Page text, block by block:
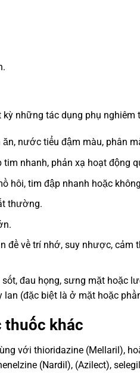
kỳ những tác dụng phụ nghiêm
ăn, nước tiểu đậm màu, phân
tim nhanh, phản xạ hoạt động
hôi, tim đập nhanh hoặc
thường.
đề về trí nhớ, suy nhược,
đau họng, sưng mặt hoặc
lan (đặc biệt là ở mặt hoặc
khác
với thioridazine (Mellaril),
(Nardil), (Azilect),